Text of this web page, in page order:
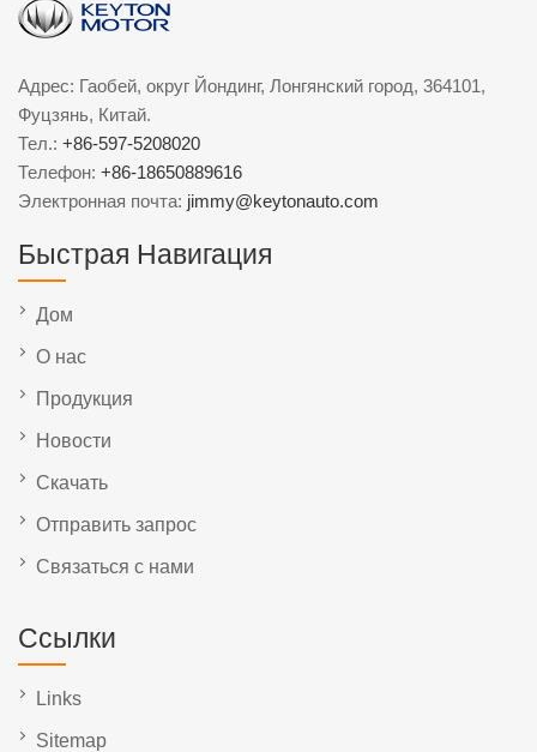
Адрес: Гаобей, округ Йондинг, Лонгянский город, 364101,
Фуцзянь, Китай.
Тел.: +86-597-5208020
Телефон: +86-18650889616
Электронная почта: jimmy@keytonauto.com
Быстрая Навигация
Дом
О нас
Продукция
Новости
Скачать
Отправить запрос
Связаться с нами
Ссылки
Links
Sitemap